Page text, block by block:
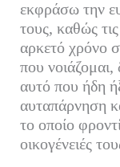
εκφράσω την
τους, καθώς
αρκετό χρόνο
που
αυτό που ήδη
αυταπάρνηση
το οποίο
οικογένειές